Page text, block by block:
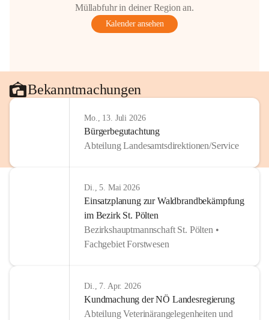
Müllabfuhr in deiner Region an.
Kalender ansehen
Bekanntmachungen
Mo., 13. Juli 2026
Bürgerbegutachtung
Abteilung Landesamtsdirektionen/Service
Di., 5. Mai 2026
Einsatzplanung zur Waldbrandbekämpfung
im Bezirk St. Pölten
Bezirkshauptmannschaft St. Pölten •
Fachgebiet Forstwesen
Di., 7. Apr. 2026
Kundmachung der NÖ Landesregierung
Abteilung Veterinärangelegenheiten und